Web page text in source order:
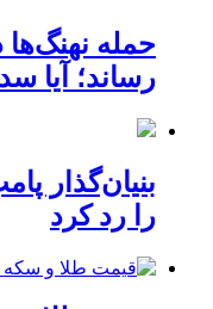
حمله نهنگ‌ها
رساند؛ آیا سد 0.23 دلار فرو می‌ریزد؟
بنیان‌گذار
را رد کرد